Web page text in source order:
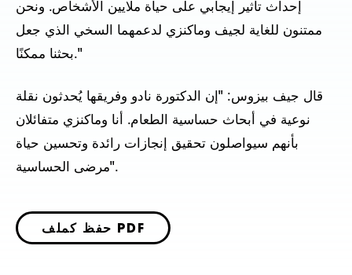
إحداث تأثير إيجابي على حياة ملايين الأشخاص. ونحن
ممتنون للغاية لجيف وماكنزي لدعمهما السخي الذي جعل
بحثنا ممكنًا."
قال جيف بيزوس: "إن الدكتورة نادو وفريقها يُحدثون نقلة
نوعية في أبحاث حساسية الطعام. أنا وماكنزي متفائلان
بأنهم سيواصلون تحقيق إنجازات رائدة وتحسين حياة
مرضى الحساسية".
حفظ كملف PDF